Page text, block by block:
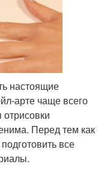
настоящие
арте чаще всего
отрисовки
Перед тем как
все